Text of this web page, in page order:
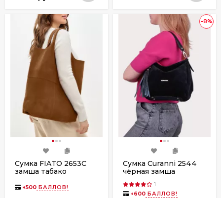
Сумка FIATO 2653С
замша табако
+500 БАЛЛОВ!
-8%
Сумка Curanni 2544
чёрная замша
1
+600 БАЛЛОВ!